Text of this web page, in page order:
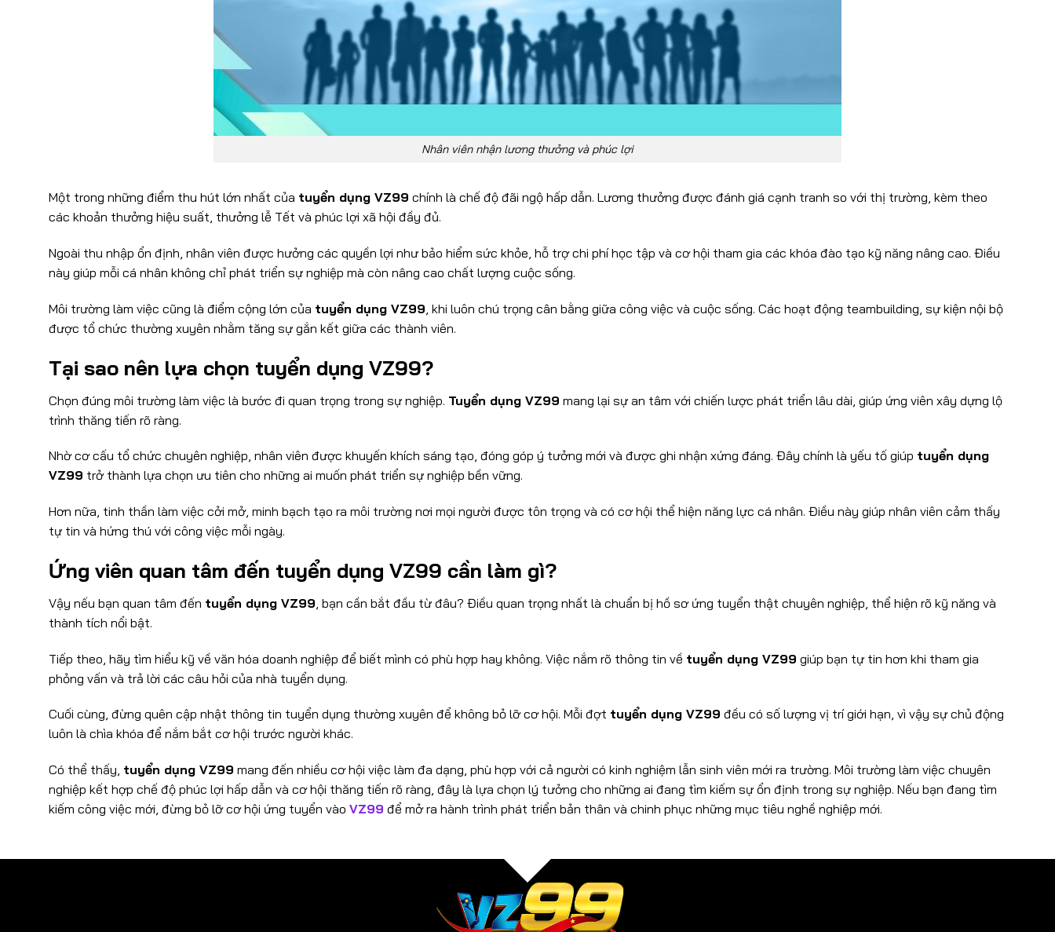
Nhân viên nhận lương thưởng và phúc lợi
Một trong những điểm thu hút lớn nhất của tuyển dụng VZ99 chính là chế độ đãi ngộ hấp dẫn. Lương thưởng được đánh giá cạnh tranh so với thị trường, kèm theo
các khoản thưởng hiệu suất, thưởng lễ Tết và phúc lợi xã hội đầy đủ.
Ngoài thu nhập ổn định, nhân viên được hưởng các quyền lợi như bảo hiểm sức khỏe, hỗ trợ chi phí học tập và cơ hội tham gia các khóa đào tạo kỹ năng nâng cao. Điều
này giúp mỗi cá nhân không chỉ phát triển sự nghiệp mà còn nâng cao chất lượng cuộc sống.
Môi trường làm việc cũng là điểm cộng lớn của tuyển dụng VZ99, khi luôn chú trọng cân bằng giữa công việc và cuộc sống. Các hoạt động teambuilding, sự kiện nội bộ
được tổ chức thường xuyên nhằm tăng sự gắn kết giữa các thành viên.
Tại sao nên lựa chọn tuyển dụng VZ99?
Chọn đúng môi trường làm việc là bước đi quan trọng trong sự nghiệp. Tuyển dụng VZ99 mang lại sự an tâm với chiến lược phát triển lâu dài, giúp ứng viên xây dựng lộ
trình thăng tiến rõ ràng.
Nhờ cơ cấu tổ chức chuyên nghiệp, nhân viên được khuyến khích sáng tạo, đóng góp ý tưởng mới và được ghi nhận xứng đáng. Đây chính là yếu tố giúp tuyển dụng
VZ99 trở thành lựa chọn ưu tiên cho những ai muốn phát triển sự nghiệp bền vững.
Hơn nữa, tinh thần làm việc cởi mở, minh bạch tạo ra môi trường nơi mọi người được tôn trọng và có cơ hội thể hiện năng lực cá nhân. Điều này giúp nhân viên cảm thấy
tự tin và hứng thú với công việc mỗi ngày.
Ứng viên quan tâm đến tuyển dụng VZ99 cần làm gì?
Vậy nếu bạn quan tâm đến tuyển dụng VZ99 , bạn cần bắt đầu từ đâu? Điều quan trọng nhất là chuẩn bị hồ sơ ứng tuyển thật chuyên nghiệp, thể hiện rõ kỹ năng và
thành tích nổi bật.
Tiếp theo, hãy tìm hiểu kỹ về văn hóa doanh nghiệp để biết mình có phù hợp hay không. Việc nắm rõ thông tin về tuyển dụng VZ99 giúp bạn tự tin hơn khi tham gia
phỏng vấn và trả lời các câu hỏi của nhà tuyển dụng.
Cuối cùng, đừng quên cập nhật thông tin tuyển dụng thường xuyên để không bỏ lỡ cơ hội. Mỗi đợt tuyển dụng VZ99 đều có số lượng vị trí giới hạn, vì vậy sự chủ động
luôn là chìa khóa để nắm bắt cơ hội trước người khác.
Có thể thấy, tuyển dụng VZ99 mang đến nhiều cơ hội việc làm đa dạng, phù hợp với cả người có kinh nghiệm lẫn sinh viên mới ra trường. Môi trường làm việc chuyên
nghiệp kết hợp chế độ phúc lợi hấp dẫn và cơ hội thăng tiến rõ ràng, đây là lựa chọn lý tưởng cho những ai đang tìm kiếm sự ổn định trong sự nghiệp. Nếu bạn đang tìm
kiếm công việc mới, đừng bỏ lỡ cơ hội ứng tuyển vào VZ99 để mở ra hành trình phát triển bản thân và chinh phục những mục tiêu nghề nghiệp mới.